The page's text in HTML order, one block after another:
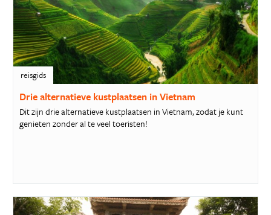
reisgids
Drie alternatieve kustplaatsen in Vietnam
Dit zijn drie alternatieve kustplaatsen in Vietnam, zodat je kunt
genieten zonder al te veel toeristen!